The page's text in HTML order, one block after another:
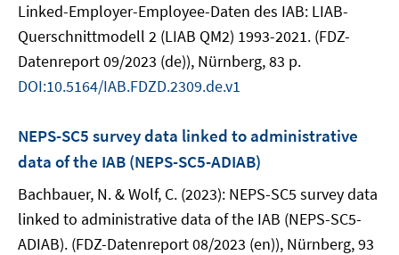
Linked-Employer-Employee-Daten des IAB: LIAB-
Querschnittmodell 2 (LIAB QM2) 1993-2021. (FDZ-
Datenreport 09/2023 (de)), Nürnberg, 83 p.
DOI:10.5164/IAB.FDZD.2309.de.v1
NEPS-SC5 survey data linked to administrative
data of the IAB (NEPS-SC5-ADIAB)
Bachbauer, N. & Wolf, C. (2023): NEPS-SC5 survey data
linked to administrative data of the IAB (NEPS-SC5-
ADIAB). (FDZ-Datenreport 08/2023 (en)), Nürnberg, 93